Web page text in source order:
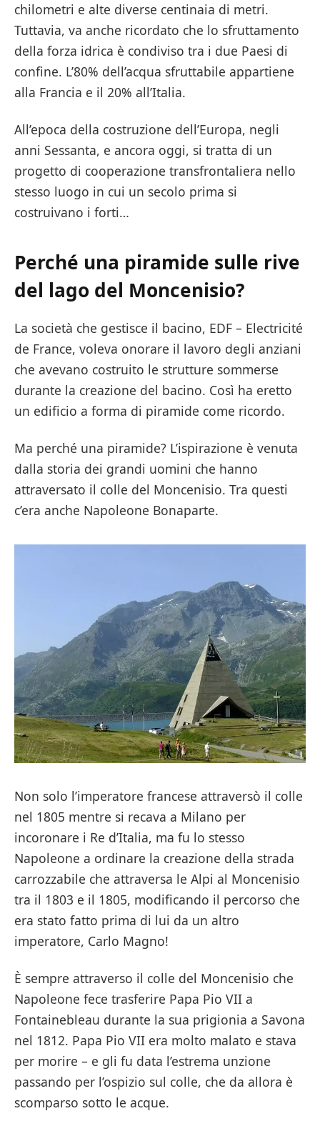
chilometri e alte diverse centinaia di metri.
Tuttavia, va anche ricordato che lo sfruttamento
della forza idrica è condiviso tra i due Paesi di
confine. L’80% dell’acqua sfruttabile appartiene
alla Francia e il 20% all’Italia.
All’epoca della costruzione dell’Europa, negli
anni Sessanta, e ancora oggi, si tratta di un
progetto di cooperazione transfrontaliera nello
stesso luogo in cui un secolo prima si
costruivano i forti…
Perché una piramide sulle rive
del lago del Moncenisio?
La società che gestisce il bacino, EDF – Electricité
de France, voleva onorare il lavoro degli anziani
che avevano costruito le strutture sommerse
durante la creazione del bacino. Così ha eretto
un edificio a forma di piramide come ricordo.
Ma perché una piramide? L’ispirazione è venuta
dalla storia dei grandi uomini che hanno
attraversato il colle del Moncenisio. Tra questi
c’era anche Napoleone Bonaparte.
Non solo l’imperatore francese attraversò il colle
nel 1805 mentre si recava a Milano per
incoronare i Re d’Italia, ma fu lo stesso
Napoleone a ordinare la creazione della strada
carrozzabile che attraversa le Alpi al Moncenisio
tra il 1803 e il 1805, modificando il percorso che
era stato fatto prima di lui da un altro
imperatore, Carlo Magno!
È sempre attraverso il colle del Moncenisio che
Napoleone fece trasferire Papa Pio VII a
Fontainebleau durante la sua prigionia a Savona
nel 1812. Papa Pio VII era molto malato e stava
per morire – e gli fu data l’estrema unzione
passando per l’ospizio sul colle, che da allora è
scomparso sotto le acque.